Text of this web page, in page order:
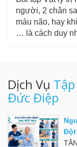
người, 2 chân
máu não, hay
… là cách duy
Dịch Vụ
Đức Điệp
Đột